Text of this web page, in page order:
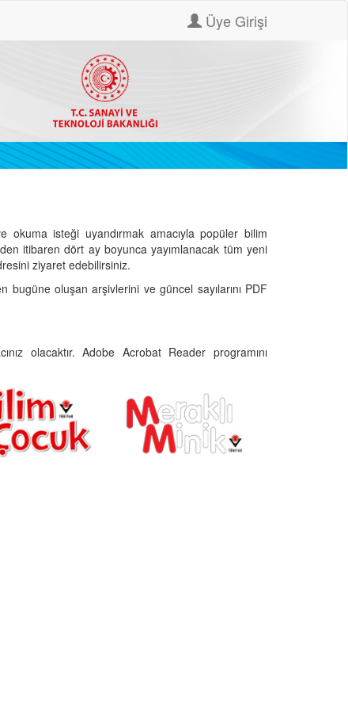
Üye Girişi
isteği uyandırmak amacıyla popüler bilim
itibaren dört ay boyunca yayımlanacak tüm yeni
ziyaret edebilirsiniz.
oluşan arşivlerini ve güncel sayılarını PDF
olacaktır. Adobe Acrobat Reader programını